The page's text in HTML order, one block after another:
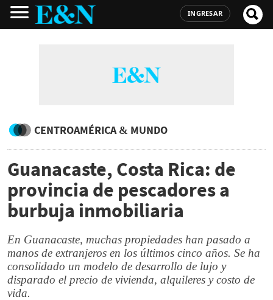
INGRESAR
CENTROAMÉRICA & MUNDO
Guanacaste, Costa Rica: de
provincia de pescadores a
burbuja inmobiliaria
En Guanacaste, muchas propiedades han pasado a
manos de extranjeros en los últimos cinco años. Se ha
consolidado un modelo de desarrollo de lujo y
disparado el precio de vivienda, alquileres y costo de
vida.